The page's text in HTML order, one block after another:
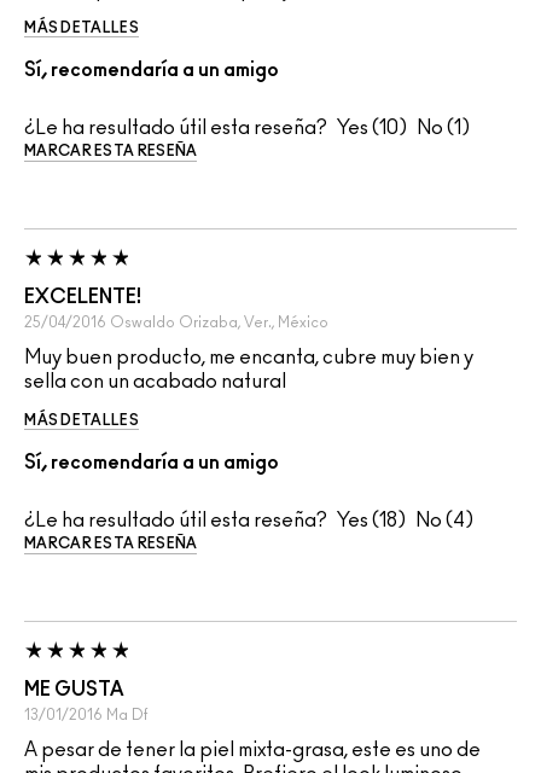
MÁS DETALLES
Sí, recomendaría a un amigo
¿Le ha resultado útil esta reseña? 10 1
MARCAR ESTA RESEÑA
EXCELENTE!
25/04/2016 Oswaldo Orizaba, Ver., México
Muy buen producto, me encanta, cubre muy bien y
sella con un acabado natural
MÁS DETALLES
Sí, recomendaría a un amigo
¿Le ha resultado útil esta reseña? 18 4
MARCAR ESTA RESEÑA
ME GUSTA
13/01/2016 Ma Df
A pesar de tener la piel mixta-grasa, este es uno de